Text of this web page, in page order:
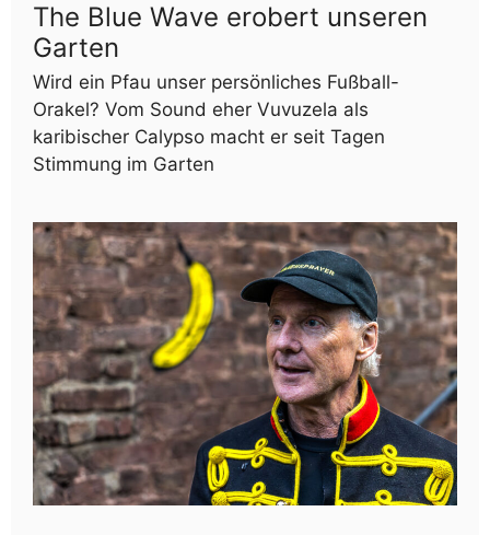
The Blue Wave erobert unseren
Garten
Wird ein Pfau unser persönliches Fußball-
Orakel? Vom Sound eher Vuvuzela als
karibischer Calypso macht er seit Tagen
Stimmung im Garten